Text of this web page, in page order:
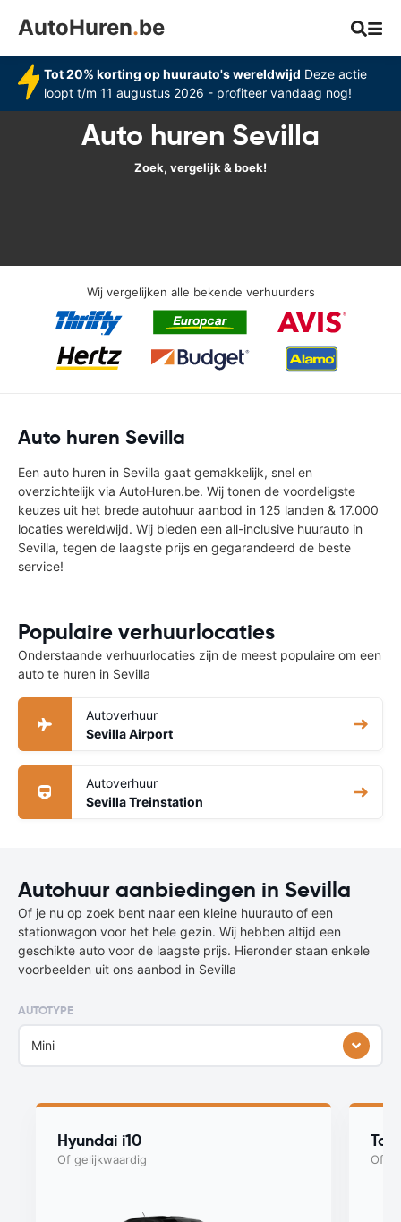
AutoHuren.be
Tot 20% korting op huurauto's wereldwijd Deze actie
loopt t/m 11 augustus 2026 - profiteer vandaag nog!
Auto huren Sevilla
Zoek, vergelijk & boek!
Wij vergelijken alle bekende verhuurders
Auto huren Sevilla
Een auto huren in Sevilla gaat gemakkelijk, snel en
overzichtelijk via AutoHuren.be. Wij tonen de voordeligste
keuzes uit het brede autohuur aanbod in 125 landen & 17.000
locaties wereldwijd. Wij bieden een all-inclusive huurauto in
Sevilla, tegen de laagste prijs en gegarandeerd de beste
service!
Populaire verhuurlocaties
Onderstaande verhuurlocaties zijn de meest populaire om een
auto te huren in Sevilla
Autoverhuur
Sevilla Airport
Autoverhuur
Sevilla Treinstation
Autohuur aanbiedingen in Sevilla
Of je nu op zoek bent naar een kleine huurauto of een
stationwagon voor het hele gezin. Wij hebben altijd een
geschikte auto voor de laagste prijs. Hieronder staan enkele
voorbeelden uit ons aanbod in Sevilla
AUTOTYPE
Mini
Hyundai i10
Of gelijkwaardig Of